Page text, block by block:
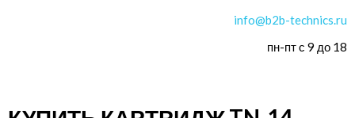
info@b2b-technics.ru
пн-пт с 9 до 18